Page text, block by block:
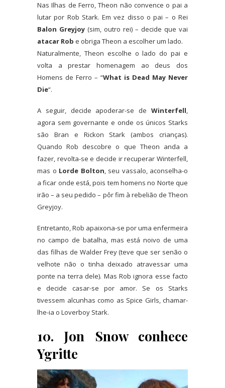
Nas Ilhas de Ferro, Theon não convence o pai a
lutar por Rob Stark. Em vez disso o pai – o Rei
Balon Greyjoy (sim, outro rei) – decide que vai
atacar Rob e obriga Theon a escolher um lado.
Naturalmente, Theon escolhe o lado do pai e
volta a prestar homenagem ao deus dos
Homens de Ferro – “What is Dead May Never
Die“.
A seguir, decide apoderar-se de Winterfell,
agora sem governante e onde os únicos Starks
são Bran e Rickon Stark (ambos crianças).
Quando Rob descobre o que Theon anda a
fazer, revolta-se e decide ir recuperar Winterfell,
mas o Lorde Bolton, seu vassalo, aconselha-o
a ficar onde está, pois tem homens no Norte que
irão – a seu pedido – pôr fim à rebelião de Theon
Greyjoy.
Entretanto, Rob apaixona-se por uma enfermeira
no campo de batalha, mas está noivo de uma
das filhas de Walder Frey (teve que ser senão o
velhote não o tinha deixado atravessar uma
ponte na terra dele). Mas Rob ignora esse facto
e decide casar-se por amor. Se os Starks
tivessem alcunhas como as Spice Girls, chamar-
lhe-ia o Loverboy Stark.
10. Jon Snow conhece
Ygritte